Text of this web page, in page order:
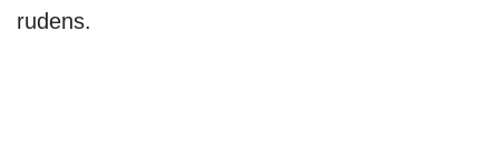
rudens.